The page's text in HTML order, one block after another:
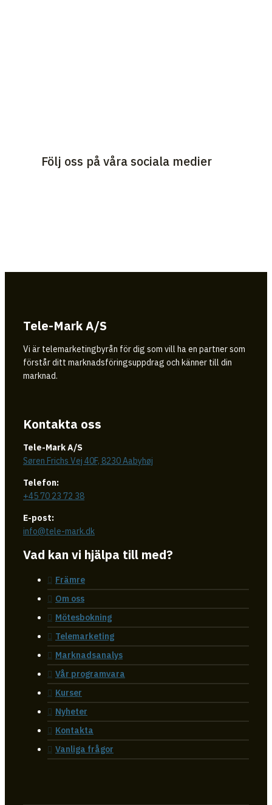
Följ oss på våra sociala medier
Tele-Mark A/S
Vi är telemarketingbyrån för dig som vill ha en partner som
förstår ditt marknadsföringsuppdrag och känner till din
marknad.
Kontakta oss
Tele-Mark A/S
Søren Frichs Vej 40F, 8230 Aabyhøj
Telefon:
+45 70 23 72 38
E-post:
info@tele-mark.dk
Vad kan vi hjälpa till med?
Främre
Om oss
Mötesbokning
Telemarketing
Marknadsanalys
Vår programvara
Kurser
Nyheter
Kontakta
Vanliga frågor